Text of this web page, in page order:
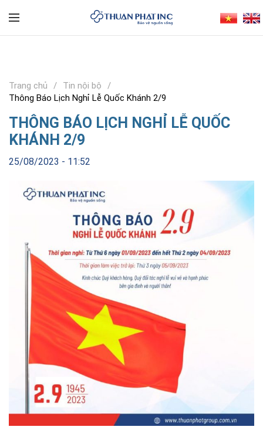
Trang chủ
Tin nội bộ
Thông Báo Lịch Nghỉ Lễ Quốc Khánh 2/9
THÔNG BÁO LỊCH NGHỈ LỄ QUỐC
KHÁNH 2/9
25/08/2023 - 11:52